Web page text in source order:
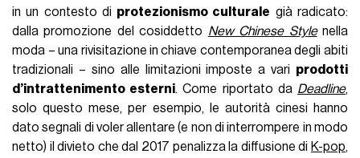
in un contesto di protezionismo culturale già radicato:
dalla promozione del cosiddetto New Chinese Stylenella
moda – una rivisitazione in chiave contemporanea degli abiti
tradizionali – sino alle limitazioni imposte a vari prodotti
d’intrattenimento esterni. Come riportato da Deadline,
solo questo mese, per esempio, le autorità cinesi hanno
dato segnali di voler allentare (e non di interrompere in modo
netto) il divieto che dal 2017 penalizza la diffusione di K-pop,